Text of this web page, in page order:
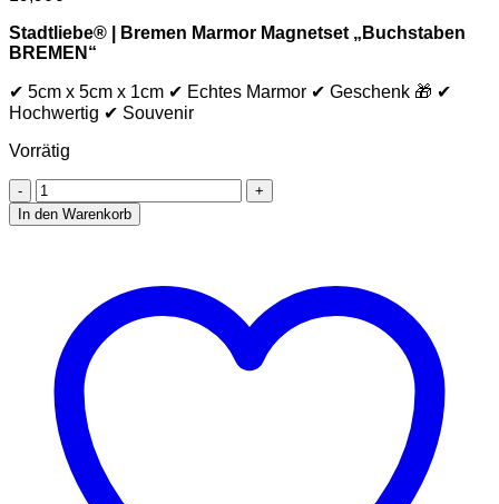
Stadtliebe® | Bremen Marmor Magnetset „Buchstaben
BREMEN“
✔ 5cm x 5cm x 1cm ✔ Echtes Marmor ✔ Geschenk 🎁 ✔
Hochwertig ✔ Souvenir
Vorrätig
Stadtliebe®
|
Bremen
„Buchstaben
BREMEN“
Menge
In den Warenkorb